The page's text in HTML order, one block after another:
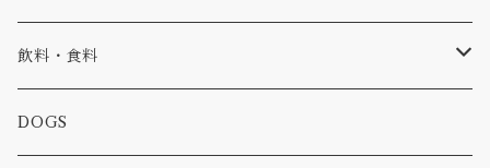
食品
バイク
カー
バッグ
小物
ステッカー
ピン
飲料・食料
コーヒー
DOGS